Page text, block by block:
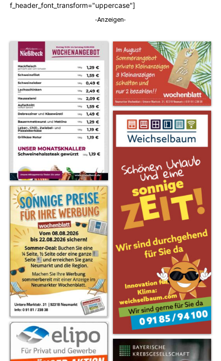
f_header_font_transform="uppercase"]
-Anzeigen-